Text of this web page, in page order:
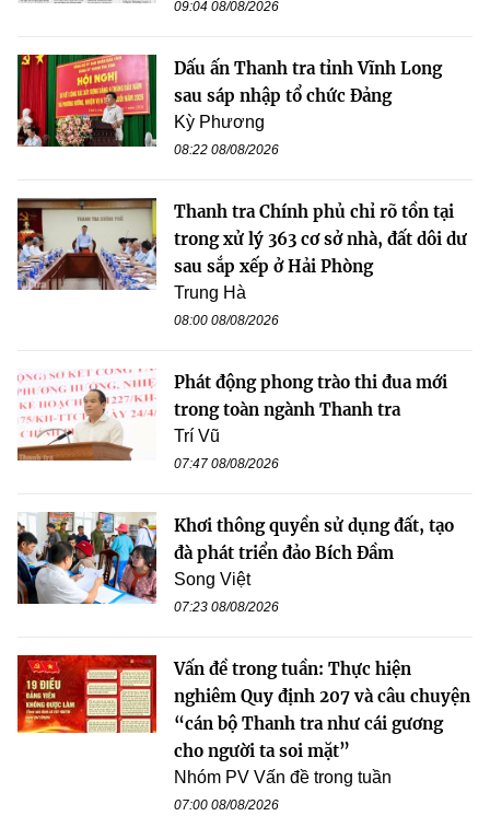
09:04 08/08/2026
Dấu ấn Thanh tra tỉnh Vĩnh Long
sau sáp nhập tổ chức Đảng
Kỳ Phương
08:22 08/08/2026
Thanh tra Chính phủ chỉ rõ tồn tại
trong xử lý 363 cơ sở nhà, đất dôi dư
sau sắp xếp ở Hải Phòng
Trung Hà
08:00 08/08/2026
Phát động phong trào thi đua mới
trong toàn ngành Thanh tra
Trí Vũ
07:47 08/08/2026
Khơi thông quyền sử dụng đất, tạo
đà phát triển đảo Bích Đầm
Song Việt
07:23 08/08/2026
Vấn đề trong tuần: Thực hiện
nghiêm Quy định 207 và câu chuyện
“cán bộ Thanh tra như cái gương
cho người ta soi mặt”
Nhóm PV Vấn đề trong tuần
07:00 08/08/2026